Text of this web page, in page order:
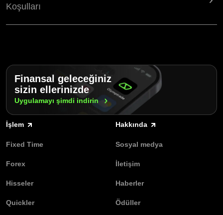
Koşulları
Finansal geleceğiniz
sizin ellerinizde
Uygulamayı şimdi indirin
İşlem
Fixed Time
Forex
Hisseler
Quickler
Hakkında
Sosyal medya
İletişim
Haberler
Ödüller